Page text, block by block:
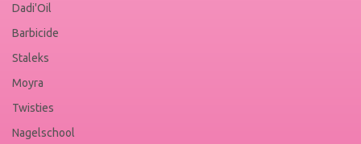
Dadi'Oil
Barbicide
Staleks
Moyra
Twisties
Nagelschool